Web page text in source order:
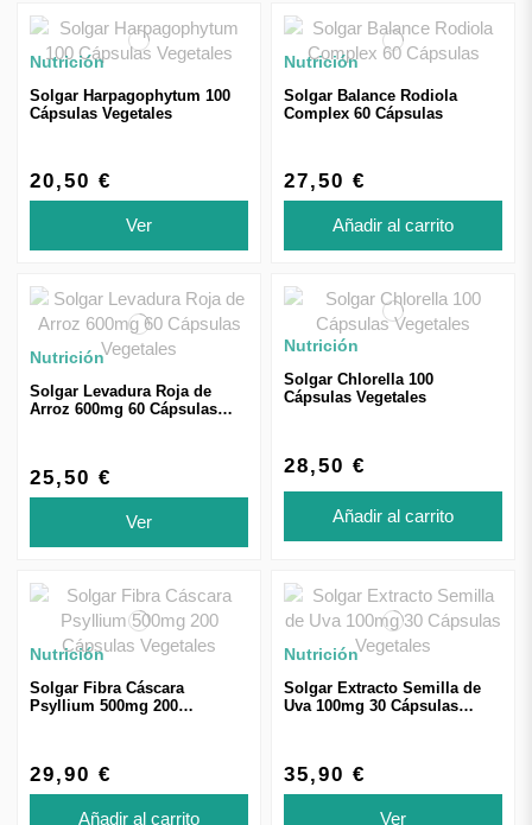
Nutrición
Solgar Harpagophytum 100
Cápsulas Vegetales
20,50 €
Ver
Nutrición
Solgar Balance Rodiola
Complex 60 Cápsulas
27,50 €
Añadir al carrito
Nutrición
Solgar Levadura Roja de
Arroz 600mg 60 Cápsulas
25,50 €
Ver
Nutrición
Solgar Chlorella 100
Cápsulas Vegetales
28,50 €
Añadir al carrito
Nutrición
Solgar Fibra Cáscara
Psyllium 500mg 200
29,90 €
Añadir al carrito
Nutrición
Solgar Extracto Semilla de
Uva 100mg 30 Cápsulas
35,90 €
Ver